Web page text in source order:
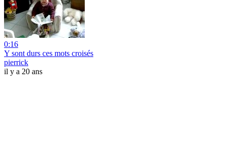
0:16
Y sont durs ces mots croisés
pierrick
il y a 20 ans